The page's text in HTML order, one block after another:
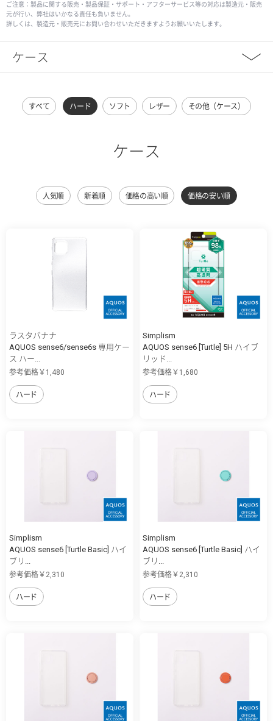
ご注意：製品に関する販売・製品保証・サポート・アフターサービス等の対応は製造元・販売
元が行い、弊社はいかなる責任も負いません。
詳しくは、製造元・販売元にお問い合わせいただきますようお願いいたします。
ケース
すべて ハード ソフト レザー その他（ケース）
ケース
人気順 新着順 価格の高い順 価格の安い順
ラスタバナナ
AQUOS sense6/sense6s 専用ケー
ス ハー...
参考価格￥1,480
ハード
Simplism
AQUOS sense6 [Turtle] 5H ハイブ
リッド...
参考価格￥1,680
ハード
Simplism
AQUOS sense6 [Turtle Basic] ハイ
ブリ...
参考価格￥2,310
ハード
Simplism
AQUOS sense6 [Turtle Basic] ハイ
ブリ...
参考価格￥2,310
ハード